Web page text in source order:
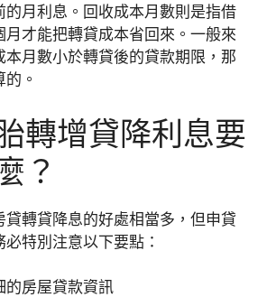
的月利息。回收成本月數則是指借
月才能把轉貸成本省回來。一般來
本月數小於轉貸後的貸款期限，那
。
轉增貸降利息要
？
貸轉貸降息的好處相當多，但申貸
特別注意以下要點：
的房屋貸款資訊